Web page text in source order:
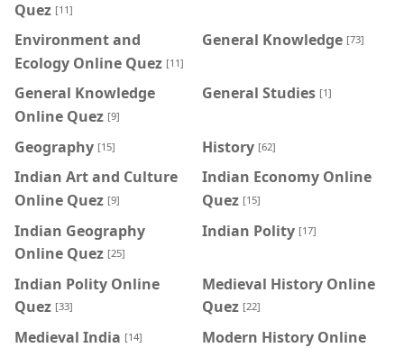
Quez [11]
Environment and
Ecology Online Quez [11]
General Knowledge [73]
General Knowledge
Online Quez [9]
General Studies [1]
Geography [15] History [62]
Indian Art and Culture
Online Quez [9]
Indian Economy Online
Quez [15]
Indian Geography
Online Quez [25]
Indian Polity [17]
Indian Polity Online
Quez [33]
Medieval History Online
Quez [22]
Medieval India [14]
Modern History Online